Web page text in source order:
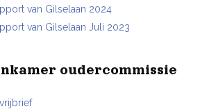
van Gilselaan 2024
van Gilselaan Juli 2023
oudercommissie